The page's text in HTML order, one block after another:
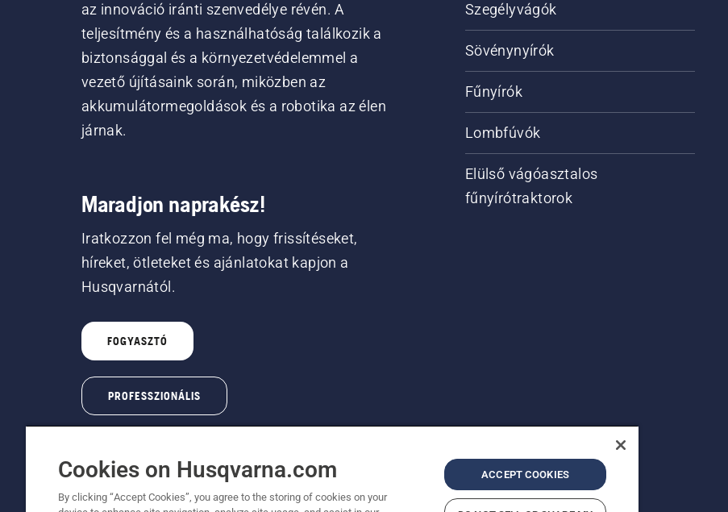
az innováció iránti szenvedélye révén. A
teljesítmény és a használhatóság találkozik a
biztonsággal és a környezetvédelemmel a
vezető újításaink során, miközben az
akkumulátormegoldások és a robotika az élen
járnak.
Maradjon naprakész!
Iratkozzon fel még ma, hogy frissítéseket,
híreket, ötleteket és ajánlatokat kapjon a
Husqvarnától.
FOGYASZTÓ
PROFESSZIONÁLIS
Szegélyvágók
Sövénynyírók
Fűnyírók
Lombfúvók
Elülső vágóasztalos
fűnyírótraktorok
Cookies on Husqvarna.com
By clicking “Accept Cookies”, you agree to the storing of cookies on your
ACCEPT COOKIES